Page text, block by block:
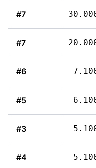
#7
#7
#6
#5
#3
#4